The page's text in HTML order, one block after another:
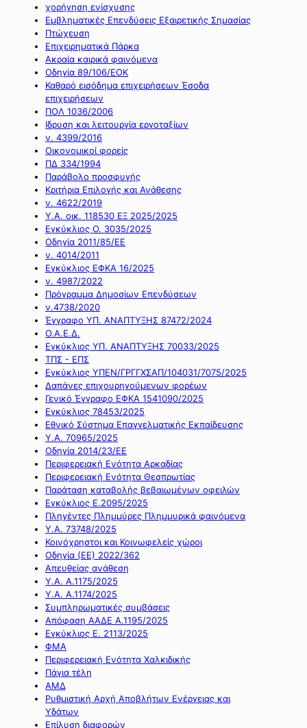
χορήγηση ενίσχυσης
Εμβληματικές Επενδύσεις Εξαιρετικής Σημασίας
Πτώχευση
Επιχειρηματικά Πάρκα
Ακραία καιρικά φαινόμενα
Οδηγία 89/106/ΕΟΚ
Καθαρό εισόδημα επιχειρήσεων Έσοδα
επιχειρήσεων
ΠΟΛ 1036/2006
Ιδρυση και λειτουργία εργοταξίων
ν. 4399/2016
Οικονομικοί φορείς
ΠΔ 334/1994
Παράβολο προσφυγής
Κριτήρια Επιλογής και Ανάθεσης
ν. 4622/2019
Υ.Α. οικ. 118530 ΕΞ 2025/2025
Εγκύκλιος Ο. 3035/2025
Οδηγία 2011/85/ΕΕ
ν. 4014/2011
Εγκύκλιος ΕΦΚΑ 16/2025
ν. 4987/2022
Πρόγραμμα Δημοσίων Επενδύσεων
ν.4738/2020
Έγγραφο ΥΠ. ΑΝΑΠΤΥΞΗΣ 87472/2024
Ο.Α.Ε.Δ.
Εγκύκλιος ΥΠ. ΑΝΑΠΤΥΞΗΣ 70033/2025
ΤΠΣ - ΕΠΣ
Εγκύκλιος ΥΠΕΝ/ΓΡΓΓΧΣΑΠ/104031/7075/2025
Δαπάνες επιχουρηγούμενων φορέων
Γενικό Έγγραφο ΕΦΚΑ 1541090/2025
Εγκύκλιος 78453/2025
Εθνικό Σύστημα Επαγγελματικής Εκπαίδευσης
Υ.Α. 70965/2025
Οδηγία 2014/23/ΕΕ
Περιφερειακή Ενότητα Αρκαδίας
Περιφερειακή Ενότητα Θεσπρωτίας
Παράταση καταβολής βεβαιωμένων οφειλών
Εγκύκλιος Ε.2095/2025
Πληγέντες Πλημμύρες Πλημμυρικά φαινόμενα
Υ.Α. 73748/2025
Κοινόχρηστοι και Κοινωφελείς χώροι
Οδηγία (ΕΕ) 2022/362
Απευθείας ανάθεση
Υ.Α. Α.1175/2025
Υ.Α. Α.1174/2025
Συμπληρωματικές συμβάσεις
Απόφαση ΑΑΔΕ Α.1195/2025
Εγκύκλιος Ε. 2113/2025
ΦΜΑ
Περιφερειακή Ενότητα Χαλκιδικής
Πάγια τέλη
ΑΜΔ
Ρυθμιστική Αρχή Αποβλήτων Ενέργειας και
Υδάτων
Επίλυση διαφορών